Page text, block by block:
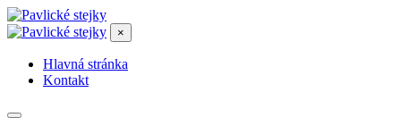
×
Hlavná stránka
Kontakt